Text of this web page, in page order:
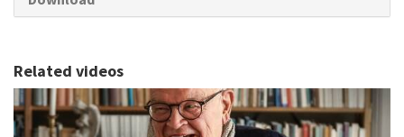
Related videos